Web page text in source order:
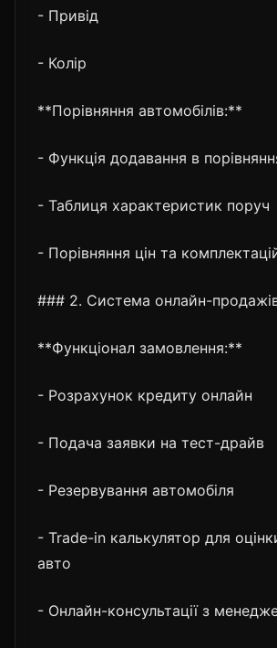
- Привід
- Колір
**Порівняння автомобілів:**
- Функція додавання в
- Таблиця характеристик поруч
- Порівняння цін та
### 2. Система онлайн-
**Функціонал замовлення:**
- Розрахунок кредиту онлайн
- Подача заявки на тест-драйв
- Резервування автомобіля
- Trade-in калькулятор для
авто
- Онлайн-консультації з